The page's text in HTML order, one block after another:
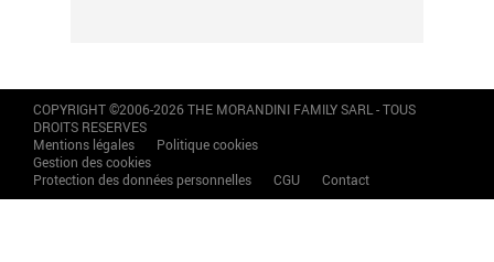
COPYRIGHT ©2006-2026 THE MORANDINI FAMILY SARL - TOUS
DROITS RESERVES
Mentions légales
Politique cookies
Gestion des cookies
Protection des données personnelles
CGU Contact